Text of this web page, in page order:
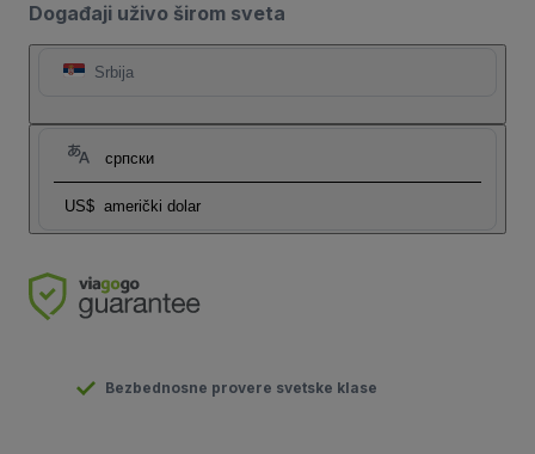
Događaji uživo širom sveta
Srbija
српски
US$ američki dolar
Bezbednosne provere svetske klase